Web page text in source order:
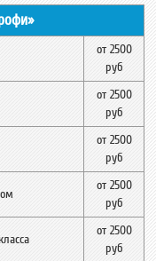
от 2500
руб
от 2500
руб
от 2500
руб
от 2500
руб
от 2500
руб